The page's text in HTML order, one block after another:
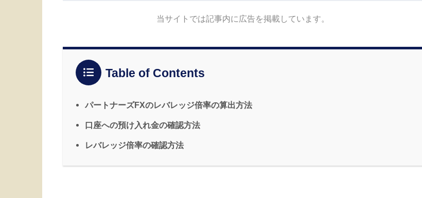
当サイトでは記事内に広告を掲載しています。
Table of Contents
パートナーズFXのレバレッジ倍率の算出方法
口座への預け入れ金の確認方法
レバレッジ倍率の確認方法